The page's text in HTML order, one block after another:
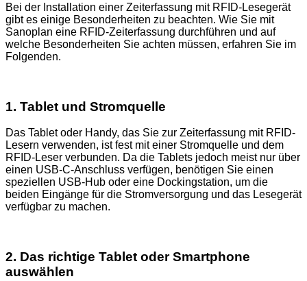
Bei der Installation einer Zeiterfassung mit RFID-Lesegerät
gibt es einige Besonderheiten zu beachten. Wie Sie mit
Sanoplan eine RFID-Zeiterfassung durchführen und auf
welche Besonderheiten Sie achten müssen, erfahren Sie im
Folgenden.
1. Tablet und Stromquelle
Das Tablet oder Handy, das Sie zur Zeiterfassung mit RFID-
Lesern verwenden, ist fest mit einer Stromquelle und dem
RFID-Leser verbunden. Da die Tablets jedoch meist nur über
einen USB-C-Anschluss verfügen, benötigen Sie einen
speziellen USB-Hub oder eine Dockingstation, um die
beiden Eingänge für die Stromversorgung und das Lesegerät
verfügbar zu machen.
2. Das richtige Tablet oder Smartphone
auswählen